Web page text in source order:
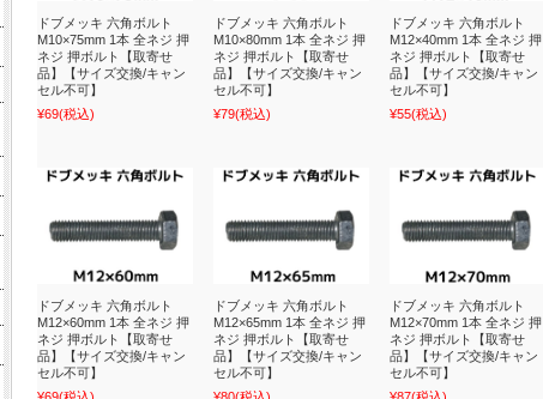
ドブメッキ 六角ボルト
M10×75mm 1本 全ネジ 押
ネジ 押ボルト【取寄せ
品】【サイズ交換/キャン
セル不可】
¥69(税込)
ドブメッキ 六角ボルト
M10×80mm 1本 全ネジ 押
ネジ 押ボルト【取寄せ
品】【サイズ交換/キャン
セル不可】
¥79(税込)
ドブメッキ 六角ボルト
M12×40mm 1本 全ネジ 押
ネジ 押ボルト【取寄せ
品】【サイズ交換/キャン
セル不可】
¥55(税込)
ドブメッキ 六角ボルト
M12×60mm 1本 全ネジ 押
ネジ 押ボルト【取寄せ
品】【サイズ交換/キャン
セル不可】
ドブメッキ 六角ボルト
M12×65mm 1本 全ネジ 押
ネジ 押ボルト【取寄せ
品】【サイズ交換/キャン
セル不可】
ドブメッキ 六角ボルト
M12×70mm 1本 全ネジ 押
ネジ 押ボルト【取寄せ
品】【サイズ交換/キャン
セル不可】